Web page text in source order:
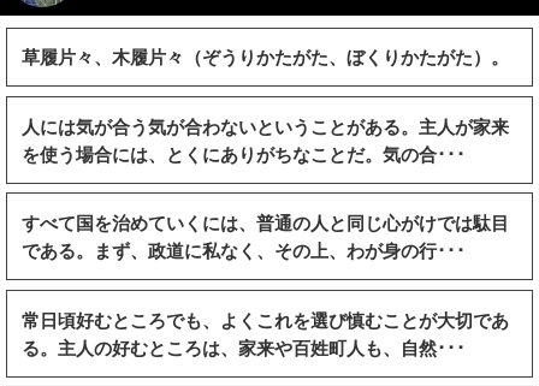
草履片々、木履片々（ぞうりかたがた、ぼくりかたがた）。
人には気が合う気が合わないということがある。主人が家来
を使う場合には、とくにありがちなことだ。気の合･･･
すべて国を治めていくには、普通の人と同じ心がけでは駄目
である。まず、政道に私なく、その上、わが身の行･･･
常日頃好むところでも、よくこれを選び慎むことが大切であ
る。主人の好むところは、家来や百姓町人も、自然･･･